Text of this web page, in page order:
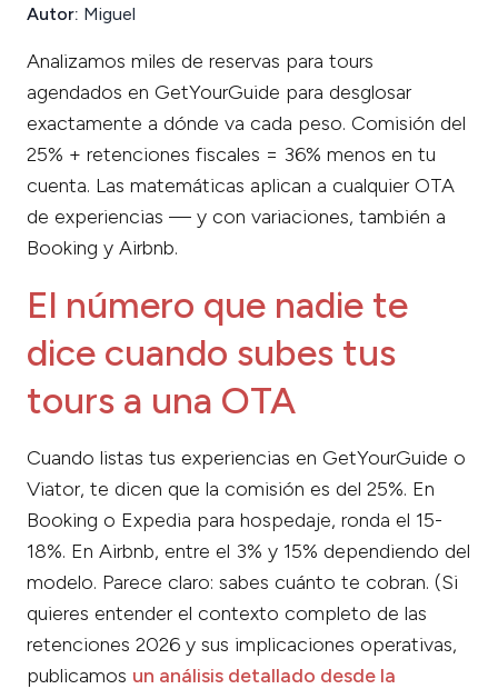
Autor: Miguel
Analizamos miles de reservas para tours
agendados en GetYourGuide para desglosar
exactamente a dónde va cada peso. Comisión del
25% + retenciones fiscales = 36% menos en tu
cuenta. Las matemáticas aplican a cualquier OTA
de experiencias — y con variaciones, también a
Booking y Airbnb.
El número que nadie te
dice cuando subes tus
tours a una OTA
Cuando listas tus experiencias en GetYourGuide o
Viator, te dicen que la comisión es del 25%. En
Booking o Expedia para hospedaje, ronda el 15-
18%. En Airbnb, entre el 3% y 15% dependiendo del
modelo. Parece claro: sabes cuánto te cobran. (Si
quieres entender el contexto completo de las
retenciones 2026 y sus implicaciones operativas,
publicamos un análisis detallado desde la